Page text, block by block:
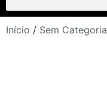
Início / Sem Categoria